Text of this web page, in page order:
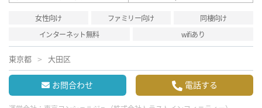
女性向け ファミリー向け
同棲向け
インターネット無料
wifiあり
東京都 大田区
お問合わせ 電話する